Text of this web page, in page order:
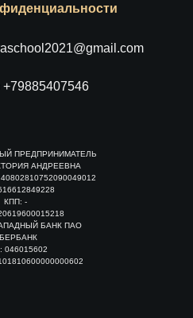
ПРЕДПРИНИМАТЕЛЬ
АНДРЕЕВНА
КПП: -
БАНК ПАО
046015602